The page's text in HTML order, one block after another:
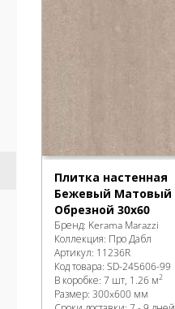
Плитка настенная
Бежевый Матовый
Обрезной 30х60
Бренд: Kerama Marazzi
Коллекция: Про Дабл
Артикул: 11236R
Код товара: SD-245606-99
В коробке: 7 шт, 1.26 м2
Размер: 300x600 мм